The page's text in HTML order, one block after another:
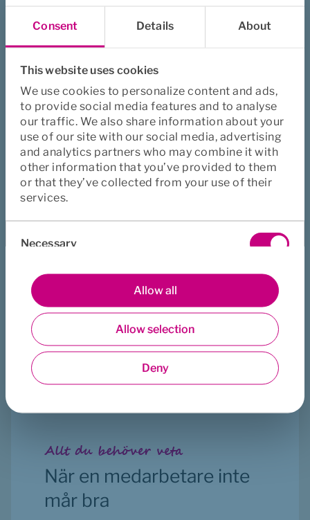
Consent Details About
This website uses cookies
We use cookies to personalize content and ads,
to provide social media features and to analyse
our traffic. We also share information about your
use of our site with our social media, advertising
and analytics partners who may combine it with
other information that you’ve provided to them
or that they’ve collected from your use of their
services.
Selection
Necessary
Preferences
Statistics
Marketing
Allow all
Allow selection
Deny
"Annie"
Se filmen där vi visar hur ett
riktigt fall skulle kunna se ut.
En helförsäkring för företag som
vill ha trygga och friska
Ekonomisk ersättning till medarbetare som blir
långtidssjuka. Förebyggande hälsotjänster.
Rehabiliteringsstöd för att undvika långa sjukskrivningar.
Läs
mer om Sjukförsäkring PlanSjuk .
Läs mer om att köpa försäkringen
Allt du behöver veta
När en medarbetare inte
mår bra